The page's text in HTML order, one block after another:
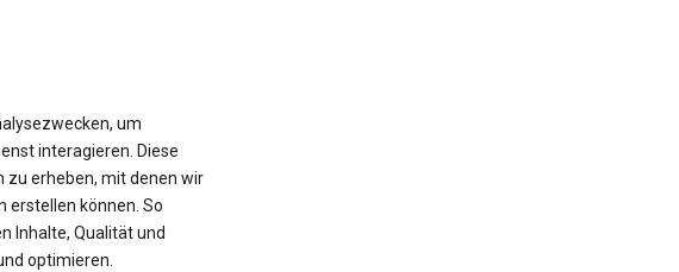
um
interagieren. Diese
zu erheben, mit denen wir
erstellen können. So
Inhalte, Qualität und
optimieren.